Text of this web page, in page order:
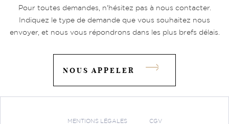
Pour toutes demandes, n'hésitez pas à nous contacter.
Indiquez le type de demande que vous souhaitez nous
envoyer, et nous vous répondrons dans les plus brefs délais.
NOUS APPELER
MENTIONS LÉGALES CGV